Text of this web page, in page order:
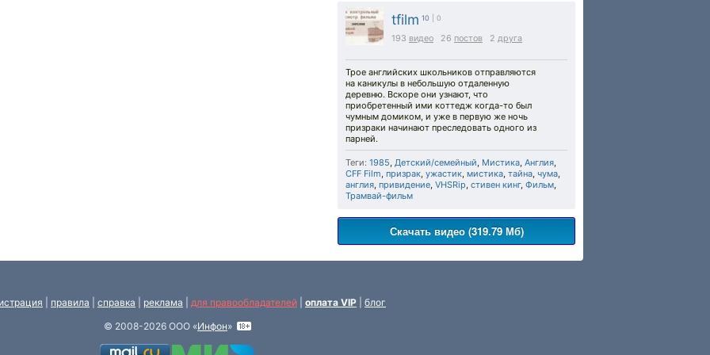
tfilm 10 | 0
193 видео 26 постов 2 друга
Трое английских школьников отправляются
на каникулы в небольшую отдаленную
деревню. Вскоре они узнают, что
приобретенный ими коттедж когда-то был
чумным домиком, и уже в первую же ночь
призраки начинают преследовать одного из
парней.
Теги: 1985, Детский/семейный, Мистика, Англия,
CFF Film, призрак, ужастик, мистика, тайна, чума,
англия, привидение, VHSRip, стивен кинг, Фильм,
Трамвай-фильм
Скачать видео (319.79 Мб)
правила справка реклама для правообладателей оплата VIP
блог
© 2008-2026 ООО «Инфон»